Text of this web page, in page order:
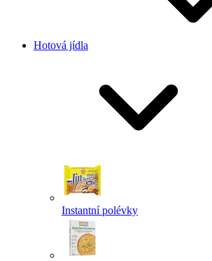
Hotová jídla
Instantní polévky